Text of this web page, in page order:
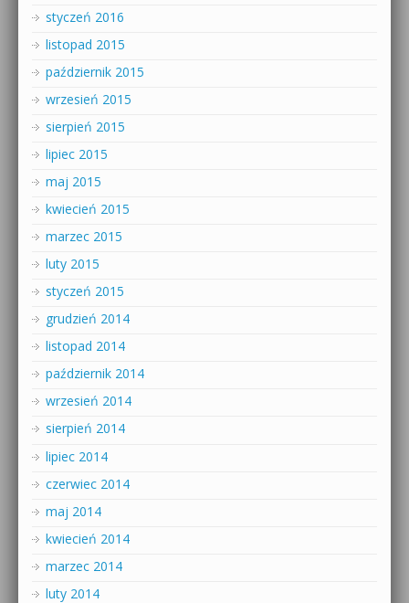
styczeń 2016
listopad 2015
październik 2015
wrzesień 2015
sierpień 2015
lipiec 2015
maj 2015
kwiecień 2015
marzec 2015
luty 2015
styczeń 2015
grudzień 2014
listopad 2014
październik 2014
wrzesień 2014
sierpień 2014
lipiec 2014
czerwiec 2014
maj 2014
kwiecień 2014
marzec 2014
luty 2014